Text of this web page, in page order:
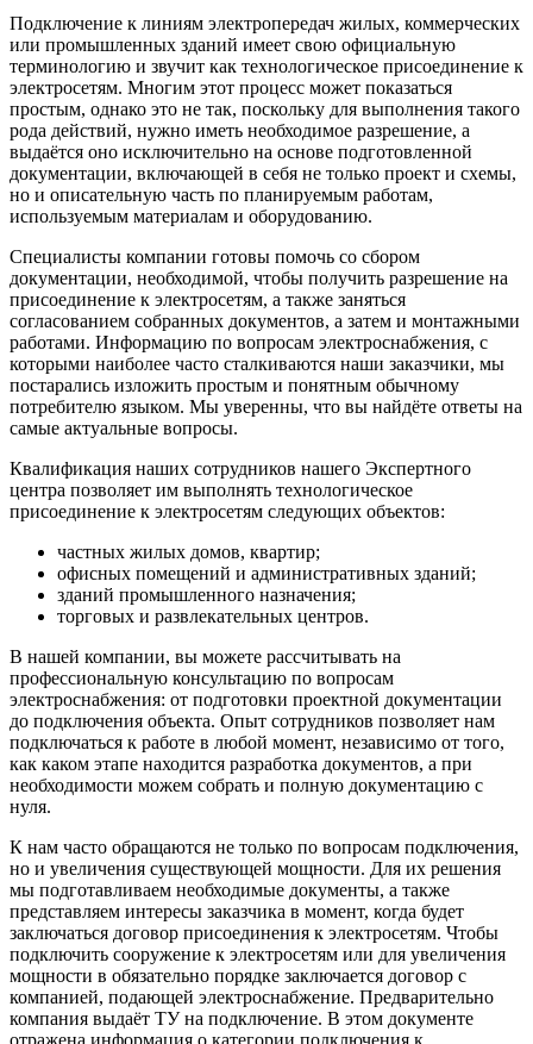
Подключение к линиям электропередач жилых, коммерческих
или промышленных зданий имеет свою официальную
терминологию и звучит как технологическое присоединение к
электросетям. Многим этот процесс может показаться
простым, однако это не так, поскольку для выполнения такого
рода действий, нужно иметь необходимое разрешение, а
выдаётся оно исключительно на основе подготовленной
документации, включающей в себя не только проект и схемы,
но и описательную часть по планируемым работам,
используемым материалам и оборудованию.
Специалисты компании готовы помочь со сбором
документации, необходимой, чтобы получить разрешение на
присоединение к электросетям, а также заняться
согласованием собранных документов, а затем и монтажными
работами. Информацию по вопросам электроснабжения, с
которыми наиболее часто сталкиваются наши заказчики, мы
постарались изложить простым и понятным обычному
потребителю языком. Мы уверенны, что вы найдёте ответы на
самые актуальные вопросы.
Квалификация наших сотрудников нашего Экспертного
центра позволяет им выполнять технологическое
присоединение к электросетям следующих объектов:
частных жилых домов, квартир;
офисных помещений и административных зданий;
зданий промышленного назначения;
торговых и развлекательных центров.
В нашей компании, вы можете рассчитывать на
профессиональную консультацию по вопросам
электроснабжения: от подготовки проектной документации
до подключения объекта. Опыт сотрудников позволяет нам
подключаться к работе в любой момент, независимо от того,
как каком этапе находится разработка документов, а при
необходимости можем собрать и полную документацию с
нуля.
К нам часто обращаются не только по вопросам подключения,
но и увеличения существующей мощности. Для их решения
мы подготавливаем необходимые документы, а также
представляем интересы заказчика в момент, когда будет
заключаться договор присоединения к электросетям. Чтобы
подключить сооружение к электросетям или для увеличения
мощности в обязательно порядке заключается договор с
компанией, подающей электроснабжение. Предварительно
компания выдаёт ТУ на подключение. В этом документе
отражена информация о категории подключения к